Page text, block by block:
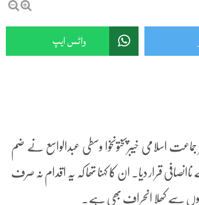
واٹس ایپ
اسلامی خیبرپختونخوا وسطی عبدالواسع نے ضم
سے ناانصافی قرار دیا۔ ان کا کہنا تھا کہ یہ اقدام نہ صرف
سے کھلا انحراف بھی ہے۔